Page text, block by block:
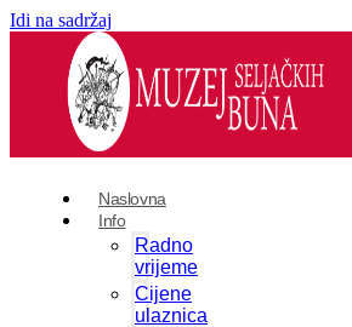
Idi na sadržaj
Naslovna
Info
Radno
vrijeme
Cijene
ulaznica